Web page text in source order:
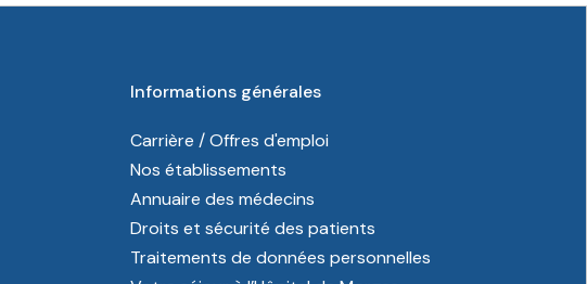
Informations générales
Carrière / Offres d'emploi
Nos établissements
Annuaire des médecins
Droits et sécurité des patients
Traitements de données personnelles